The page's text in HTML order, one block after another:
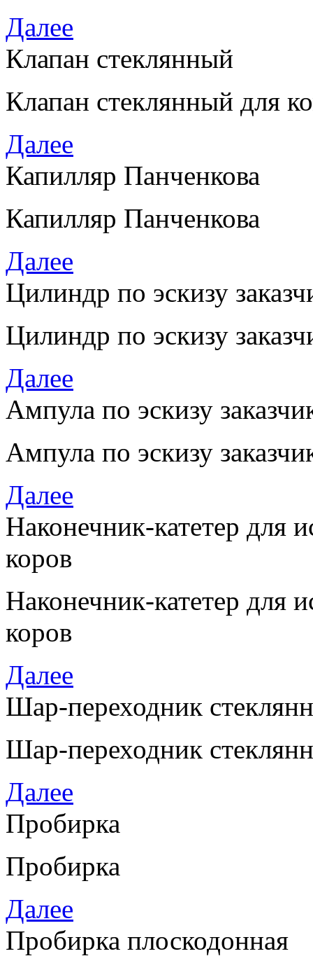
Далее
Клапан стеклянный
Клапан стеклянный для
Далее
Капилляр Панченкова
Капилляр Панченкова
Далее
Цилиндр по эскизу
Цилиндр по эскизу
Далее
Ампула по эскизу
Ампула по эскизу
Далее
Наконечник-катетер для
коров
Наконечник-катетер для
коров
Далее
Шар-переходник
Шар-переходник
Далее
Пробирка
Пробирка
Далее
Пробирка плоскодонная